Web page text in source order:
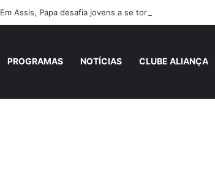
Em Assis, Papa desafia jovens a se tornarem “novos
PROGRAMAS NOTÍCIAS CLUBE ALIANÇA